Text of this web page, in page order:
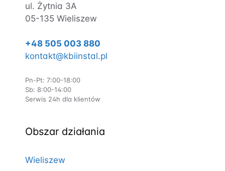
ul. Żytnia 3A
05-135 Wieliszew
+48 505 003 880
kontakt@kbiinstal.pl
Pn-Pt: 7:00-18:00
Sb: 8:00-14:00
Serwis 24h dla klientów
Obszar działania
Wieliszew